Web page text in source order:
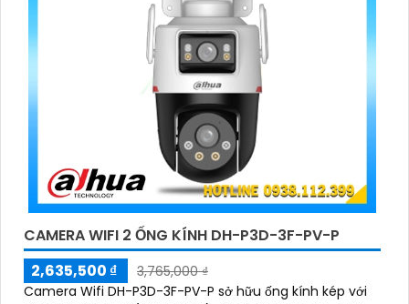
CAMERA WIFI 2 ỐNG KÍNH DH-P3D-3F-PV-P
2,635,500 ₫
3,765,000 ₫
Camera Wifi DH-P3D-3F-PV-P sở hữu ống kính kép với